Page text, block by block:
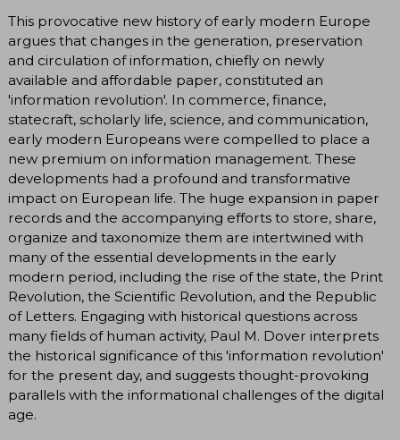
This provocative new history of early modern Europe
argues that changes in the generation, preservation
and circulation of information, chiefly on newly
available and affordable paper, constituted an
'information revolution'. In commerce, finance,
statecraft, scholarly life, science, and communication,
early modern Europeans were compelled to place a
new premium on information management. These
developments had a profound and transformative
impact on European life. The huge expansion in paper
records and the accompanying efforts to store, share,
organize and taxonomize them are intertwined with
many of the essential developments in the early
modern period, including the rise of the state, the Print
Revolution, the Scientific Revolution, and the Republic
of Letters. Engaging with historical questions across
many fields of human activity, Paul M. Dover interprets
the historical significance of this 'information revolution'
for the present day, and suggests thought-provoking
parallels with the informational challenges of the digital
age.